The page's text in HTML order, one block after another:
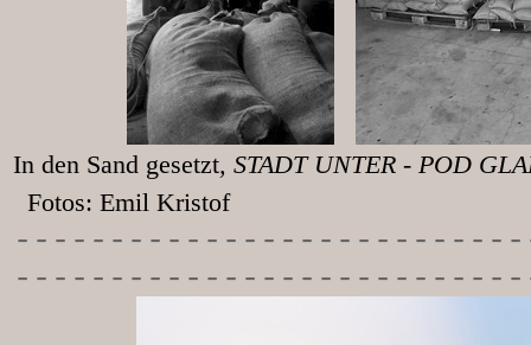
In den Sand gesetzt, STADT
Fotos: Emil Kristof
-----------